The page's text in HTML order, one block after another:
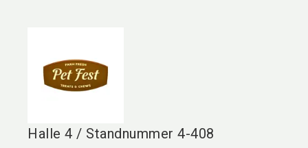
Halle 4 / Standnummer 4-408